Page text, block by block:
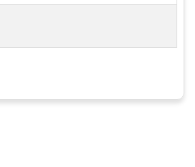
máy bơm không sử dụng bình
nhiên ở vị trí của nó sử dụng
này.